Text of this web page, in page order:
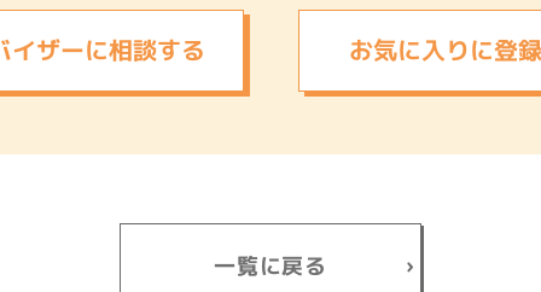
イザーに相談する お気に入りに登
一覧に戻る